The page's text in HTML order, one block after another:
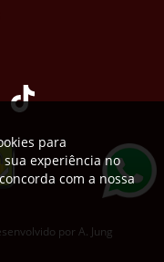
por A. Jung
para
experiência no
com a nossa